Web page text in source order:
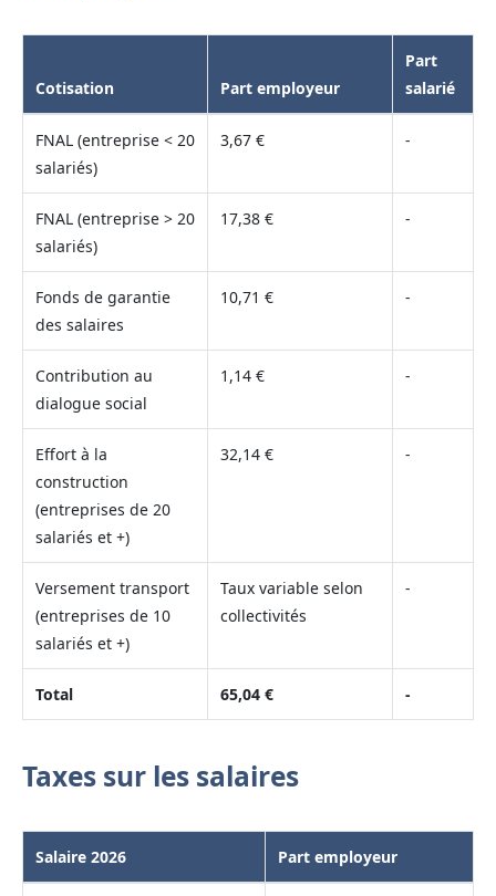
Cotisation Part employeur
Part
salarié
FNAL (entreprise < 20
salariés)
3,67 € -
FNAL (entreprise > 20
salariés)
17,38 € -
Fonds de garantie
des salaires
10,71 € -
Contribution au
dialogue social
1,14 € -
Effort à la
construction
(entreprises de 20
salariés et +)
32,14 € -
Versement transport
(entreprises de 10
salariés et +)
Taux variable selon
collectivités
-
Total 65,04 € -
Taxes sur les salaires
Salaire 2026 Part employeur